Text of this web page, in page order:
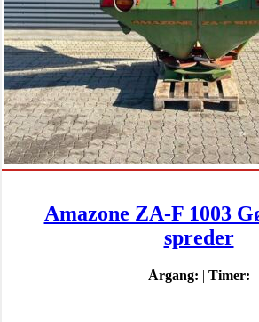
Amazone ZA-F 1003
spreder
Årgang: | Timer: